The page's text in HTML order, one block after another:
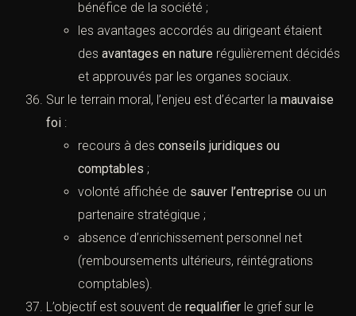
bénéfice de la société ;
les avantages accordés au dirigeant étaient
des avantages en nature régulièrement décidés
et approuvés par les organes sociaux.
Sur le terrain moral, l’enjeu est d’écarter la mauvaise
foi :
recours à des conseils juridiques ou
comptables ;
volonté affichée de sauver l’entreprise ou un
partenaire stratégique ;
absence d’enrichissement personnel net
(remboursements ultérieurs, réintégrations
comptables).
L’objectif est souvent de requalifier le grief sur le